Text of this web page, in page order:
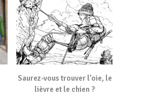
Saurez-vous trouver l’oie, le
lièvre et le chien ?